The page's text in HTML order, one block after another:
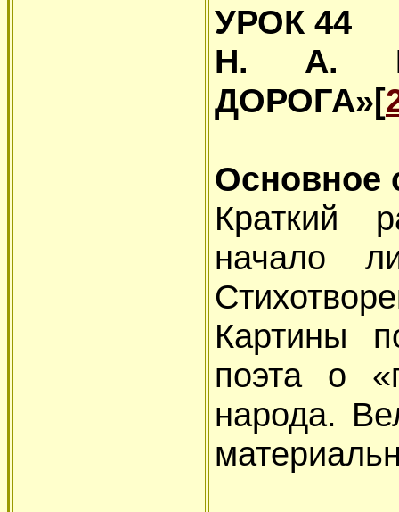
УРОК 44
Н. А.
ДОРОГА»[
Основное
Краткий
начало
Картины
поэта о
народа.